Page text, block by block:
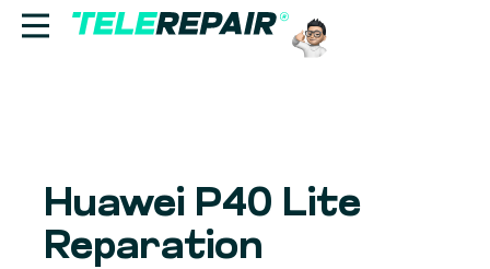
Find butik
Huawei P40 Lite
Reparation